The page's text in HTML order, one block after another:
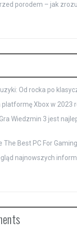
porodem – jak
Od rocka po
platformę Xbox w 2023
Wiedzmin 3 jest
The Best PC For Gaming
najnowszych